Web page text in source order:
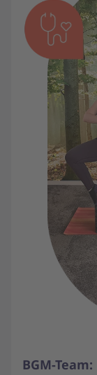
BGM-Team: